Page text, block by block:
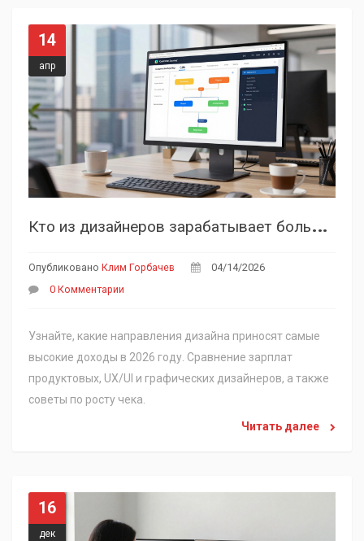
14
апр
К
то из дизайнеров зарабатывает больше всех: разбор зарплат и специальностей
Опубликовано Клим Горбачев
04/14/2026
0 Комментарии
Узнайте, какие направления дизайна приносят самые
высокие доходы в 2026 году. Сравнение зарплат
продуктовых, UX/UI и графических дизайнеров, а также
советы по росту чека.
Читать далее
16
дек